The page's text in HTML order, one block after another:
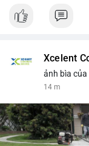
#cryptonews #nft
#titanbot
Xcelent
ảnh bìa của
14 m